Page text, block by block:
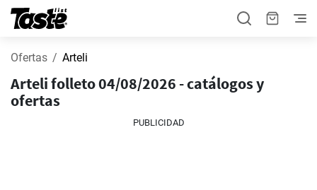
Ofertas Arteli
Arteli folleto 04/08/2026 - catálogos y
ofertas
PUBLICIDAD